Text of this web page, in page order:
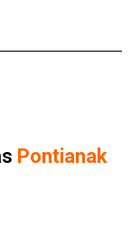
Pontianak